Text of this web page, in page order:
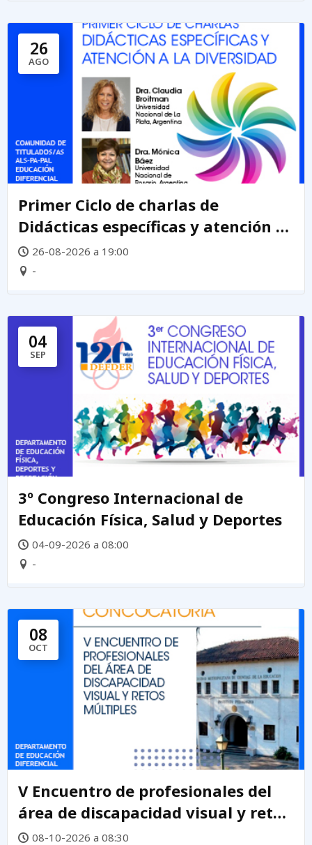
26
AGO
Primer Ciclo de charlas de
Didácticas específicas y atención a
la diversidad
26-08-2026 a 19:00
-
04
SEP
3º Congreso Internacional de
Educación Física, Salud y Deportes
04-09-2026 a 08:00
-
08
OCT
V Encuentro de profesionales del
área de discapacidad visual y retos
múltiples 2026
08-10-2026 a 08:30